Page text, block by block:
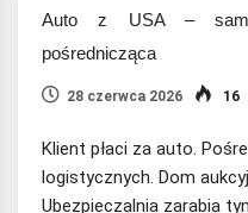
Auto z USA –
pośrednicząca
28 czerwca 2026 16
Klient płaci za auto.
logistycznych. Dom
Ubezpieczalnia zarabia